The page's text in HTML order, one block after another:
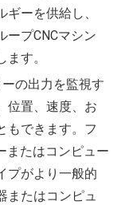
ーを供給し、
ープCNCマシン
す。
の出力を監視す
位置、速度、お
もできます。フ
またはコンピュー
プがより一般的
またはコンピュ